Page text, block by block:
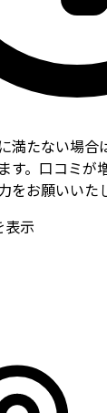
満たない場合
す。口コミが
をお願いいた
表示